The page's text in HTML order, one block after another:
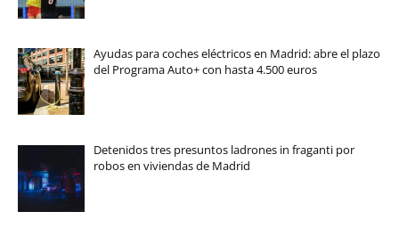
Ayudas para coches eléctricos en Madrid: abre el plazo
del Programa Auto+ con hasta 4.500 euros
Detenidos tres presuntos ladrones in fraganti por
robos en viviendas de Madrid